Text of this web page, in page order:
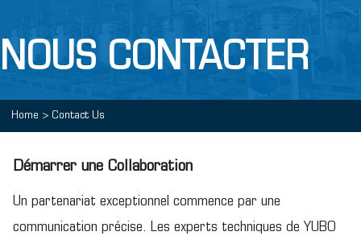
NOUS CONTACTER
Home > Contact Us
Démarrer une Collaboration
Un partenariat exceptionnel commence par une
communication précise. Les experts techniques de YUBO